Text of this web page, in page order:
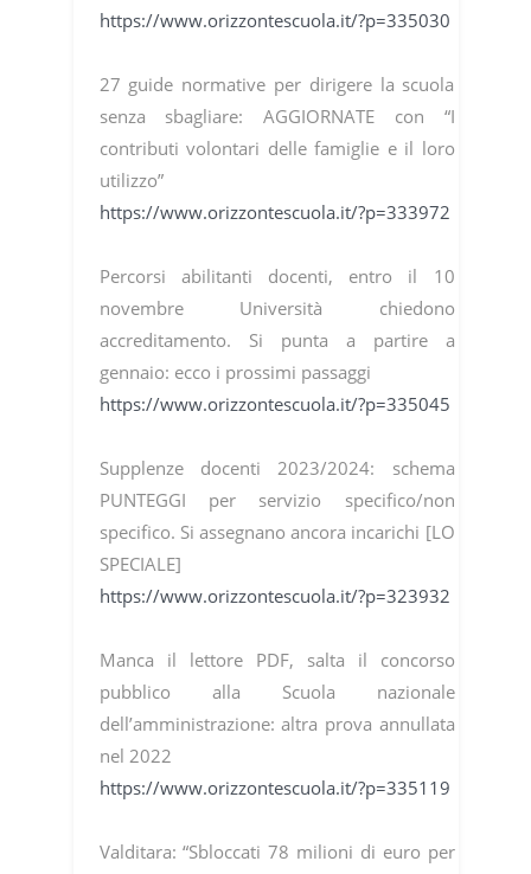
https://www.orizzontescuola.it/?p=335030
27 guide normative per dirigere la scuola
senza sbagliare: AGGIORNATE con “I
contributi volontari delle famiglie e il loro
utilizzo”
https://www.orizzontescuola.it/?p=333972
Percorsi abilitanti docenti, entro il 10
novembre Università chiedono
accreditamento. Si punta a partire a
gennaio: ecco i prossimi passaggi
https://www.orizzontescuola.it/?p=335045
Supplenze docenti 2023/2024: schema
PUNTEGGI per servizio specifico/non
specifico. Si assegnano ancora incarichi [LO
SPECIALE]
https://www.orizzontescuola.it/?p=323932
Manca il lettore PDF, salta il concorso
pubblico alla Scuola nazionale
dell’amministrazione: altra prova annullata
nel 2022
https://www.orizzontescuola.it/?p=335119
Valditara: “Sbloccati 78 milioni di euro per